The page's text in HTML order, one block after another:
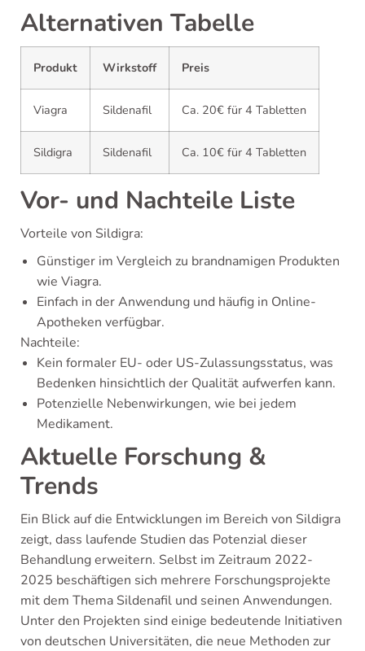
Alternativen Tabelle
Produkt Wirkstoff Preis
Viagra Sildenafil Ca. 20€ für 4 Tabletten
Sildigra Sildenafil Ca. 10€ für 4 Tabletten
Vor- und Nachteile Liste
Vorteile von Sildigra:
Günstiger im Vergleich zu brandnamigen Produkten
wie Viagra.
Einfach in der Anwendung und häufig in Online-
Apotheken verfügbar.
Nachteile:
Kein formaler EU- oder US-Zulassungsstatus, was
Bedenken hinsichtlich der Qualität aufwerfen kann.
Potenzielle Nebenwirkungen, wie bei jedem
Medikament.
Aktuelle Forschung &
Trends
Ein Blick auf die Entwicklungen im Bereich von Sildigra
zeigt, dass laufende Studien das Potenzial dieser
Behandlung erweitern. Selbst im Zeitraum 2022-
2025 beschäftigen sich mehrere Forschungsprojekte
mit dem Thema Sildenafil und seinen Anwendungen.
Unter den Projekten sind einige bedeutende Initiativen
von deutschen Universitäten, die neue Methoden zur